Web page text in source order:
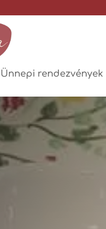
Ünnepi rendezvények